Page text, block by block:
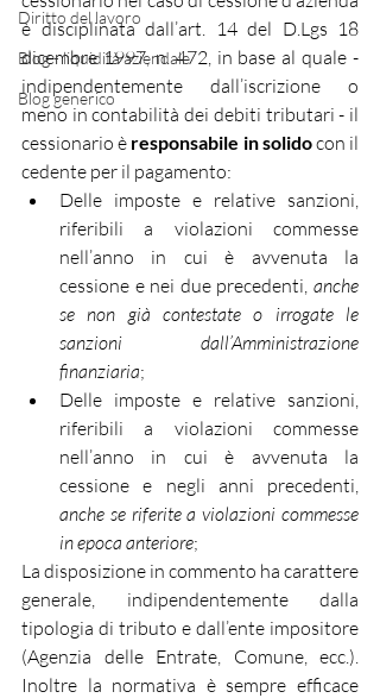
Diritto del lavoro
Blog - liquidità aziendale
Blog generico
è disciplinata dall’art. 14 del D.Lgs 18
dicembre 1997, n. 472, in base al quale -
indipendentemente dall’iscrizione o
meno in contabilità dei debiti tributari - il
cessionario è responsabile in solido con il
cedente per il pagamento:
Delle imposte e relative sanzioni,
riferibili a violazioni commesse
nell’anno in cui è avvenuta la
cessione e nei due precedenti, anche
se non già contestate o irrogate le
sanzioni dall’Amministrazione
finanziaria;
Delle imposte e relative sanzioni,
riferibili a violazioni commesse
nell’anno in cui è avvenuta la
anche se riferite a violazioni commesse
in epoca anteriore;
La disposizione in commento ha carattere
generale, indipendentemente dalla
tipologia di tributo e dall’ente impositore
(Agenzia delle Entrate, Comune, ecc.).
Inoltre la normativa è sempre efficace